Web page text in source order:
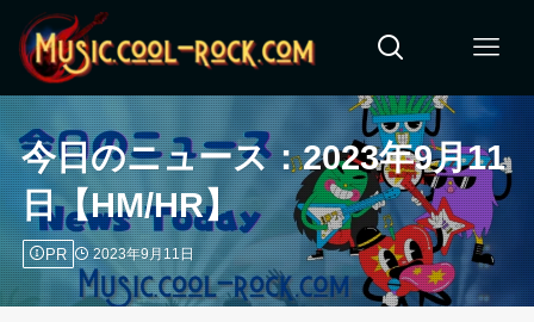
今日のニュース：2023年9月11
日【HM/HR】
PR 2023年9月11日